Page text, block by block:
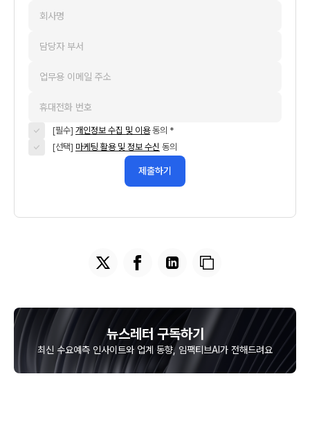
[필수] 개인정보 수집 및 이용동의 *
[선택] 마케팅 활용 및 정보 수신 동의
뉴스레터 구독하기
최신 수요예측 인사이트와 업계 동향, 임팩티브AI가 전해드려요